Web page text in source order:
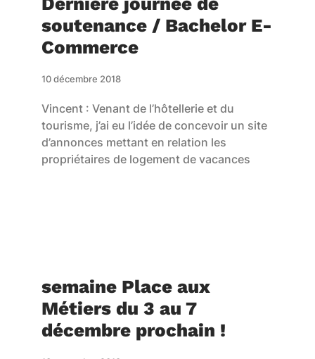
soutenance / Bachelor E-
Commerce
10 décembre 2018
Vincent : Venant de l’hôtellerie et du
tourisme, j’ai eu l’idée de concevoir un site
d’annonces mettant en relation les
propriétaires de logement de vacances
semaine Place aux
Métiers du 3 au 7
décembre prochain !